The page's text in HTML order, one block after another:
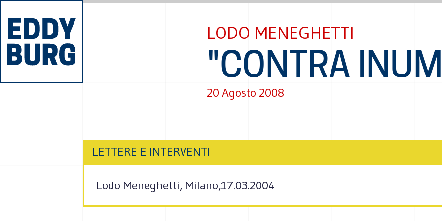
LODO MENEGHETTI
"CONTRA
20 Agosto 2008
LETTERE E INTERVENTI
Lodo Meneghetti, Milano,17.03.2004